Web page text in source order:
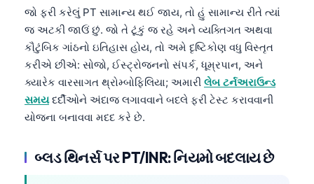
જો ફરી કરેલું PT સામાન્ય થઈ જાય, તો હું સામાન્ય રીતે ત્યાં
જ અટકી જાઉં છું. જો તે ટૂંકું જ રહે અને વ્યક્તિગત અથવા
કૌટુંબિક ગાંઠનો ઇતિહાસ હોય, તો અમે દૃષ્ટિકોણ વધુ વિસ્તૃત
કરીએ છીએ: સોજો, ઈસ્ટ્રોજનનો સંપર્ક, ધૂમ્રપાન, અને
ક્યારેક વારસાગત થ્રોમ્બોફિલિયા; અમારી લેબ ટર્નઅરાઉન્ડ
સમયદર્દીઓને અંદાજ લગાવવાને બદલે ફરી ટેસ્ટ કરાવવાની
યોજના બનાવવા મદદ કરે છે.
બ્લડ થિનર્સ પર PT/INR: નિયમો બદલાય છે